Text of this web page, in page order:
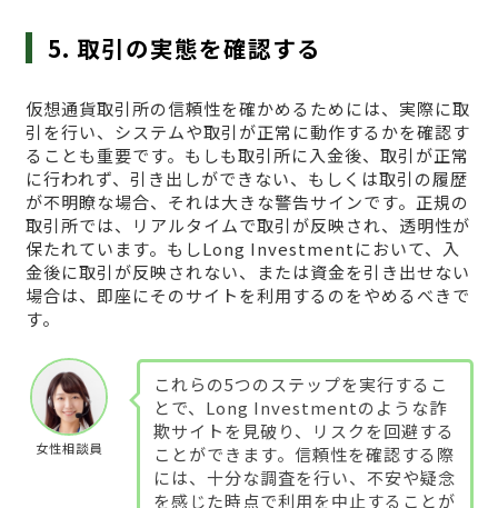
5. 取引の実態を確認する
仮想通貨取引所の信頼性を確かめるためには、実際に取
引を行い、システムや取引が正常に動作するかを確認す
ることも重要です。もしも取引所に入金後、取引が正常
に行われず、引き出しができない、もしくは取引の履歴
が不明瞭な場合、それは大きな警告サインです。正規の
取引所では、リアルタイムで取引が反映され、透明性が
保たれています。もしLong Investmentにおいて、入
金後に取引が反映されない、または資金を引き出せない
場合は、即座にそのサイトを利用するのをやめるべきで
す。
女性相談員
これらの5つのステップを実行するこ
とで、Long Investmentのような詐
欺サイトを見破り、リスクを回避する
ことができます。信頼性を確認する際
には、十分な調査を行い、不安や疑念
を感じた時点で利用を中止することが